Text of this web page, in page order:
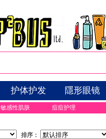
护体护发 隱形眼镜
敏感性肌肤 痘痘护理
排序：